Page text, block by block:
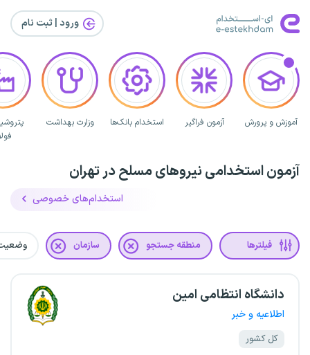
ورود | ثبت‌ نام
آموزش و پرورش آزمون فراگیر استخدام بانک‌ها وزارت بهداشت
آزمون استخدامی نیروهای مسلح در تهران
استخدام‌های خصوصی
فیلترها منطقه جستجو سازمان
دانشگاه انتظامی امین
اطلاعیه و خبر
کل کشور